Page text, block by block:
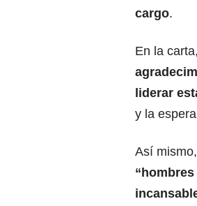
cargo.
En la
liderar
y la
Así